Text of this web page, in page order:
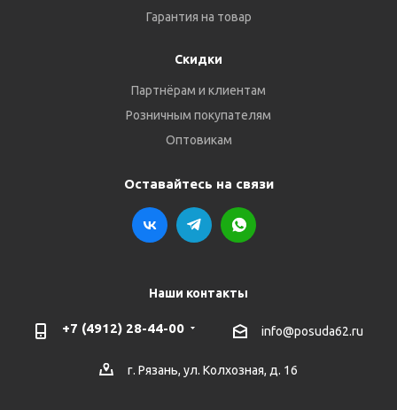
Гарантия на товар
Скидки
Партнёрам и клиентам
Розничным покупателям
Оптовикам
Оставайтесь на связи
Наши контакты
+7 (4912) 28-44-00 info@posuda62.ru
г. Рязань, ул. Колхозная, д. 16